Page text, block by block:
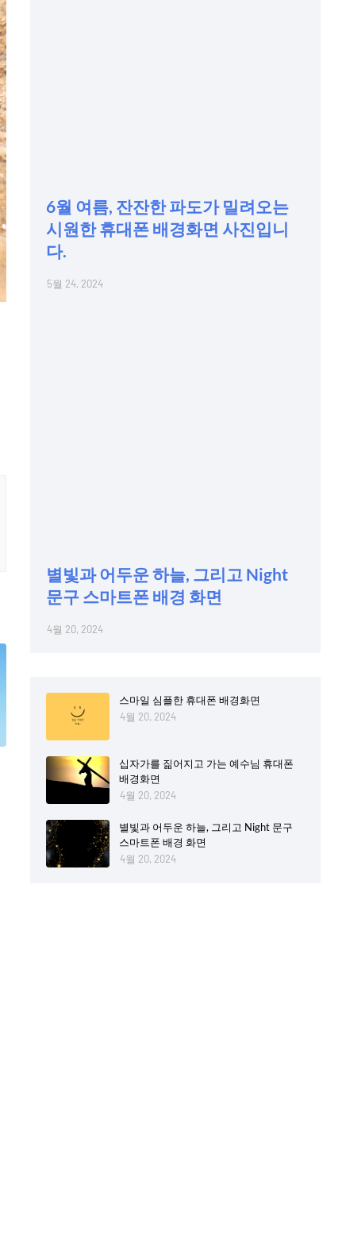
6월 여름, 잔잔한 파도가 밀려오는
시원한 휴대폰 배경화면 사진입니
다.
5월 24, 2024
별빛과 어두운 하늘, 그리고 Night
문구 스마트폰 배경 화면
4월 20, 2024
스마일 심플한 휴대폰 배경화면
4월 20, 2024
십자가를 짊어지고 가는 예수님 휴대폰
배경화면
4월 20, 2024
별빛과 어두운 하늘, 그리고 Night 문구
스마트폰 배경 화면
4월 20, 2024